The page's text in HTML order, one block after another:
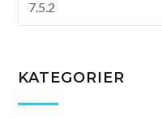
KATEGORIER